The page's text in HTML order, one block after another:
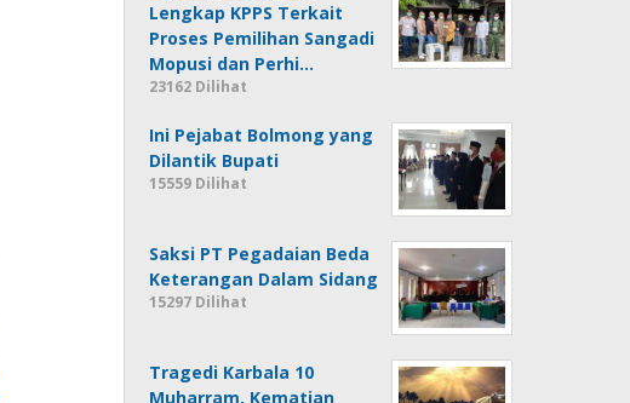
Lengkap KPPS Terkait
Proses Pemilihan Sangadi
Mopusi dan Perhi…
23162 Dilihat
Ini Pejabat Bolmong yang
Dilantik Bupati
15559 Dilihat
Saksi PT Pegadaian Beda
Keterangan Dalam Sidang
15297 Dilihat
Tragedi Karbala 10
Muharram, Kematian